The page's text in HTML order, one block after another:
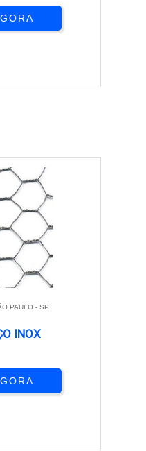
PAULO - SP
INOX